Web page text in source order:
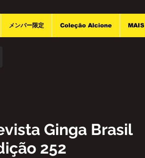
メンバー限定 Coleção Alcione MAIS
Ginga Brasil
252